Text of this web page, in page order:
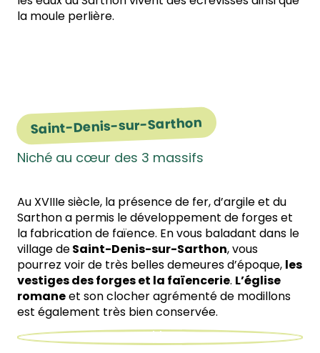
la moule perlière.
Saint-Denis-sur-Sarthon
Niché au cœur des 3 massifs
Au XVIIIe siècle, la présence de fer, d’argile et du
Sarthon a permis le développement de forges et
la fabrication de faïence. En vous baladant dans le
village deSaint-Denis-sur-Sarthon, vous
pourrez voir de très belles demeures d’époque, les
vestiges des forges et la faïencerie. L’église
romaneet son clocher agrémenté de modillons
est également très bien conservée.